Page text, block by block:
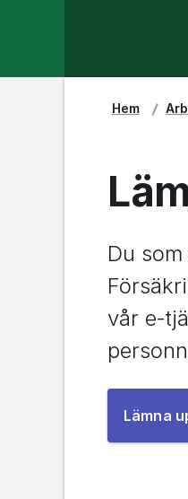
Hem
Du
vår
Lämna